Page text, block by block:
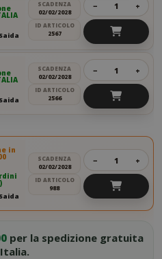
SCADENZA
02/02/2028
ID ARTICOLO
2567
− +
SCADENZA
02/02/2028
ID ARTICOLO
2566
− +
in
SCADENZA
02/02/2028
ID ARTICOLO
988
− +
per la spedizione gratuita